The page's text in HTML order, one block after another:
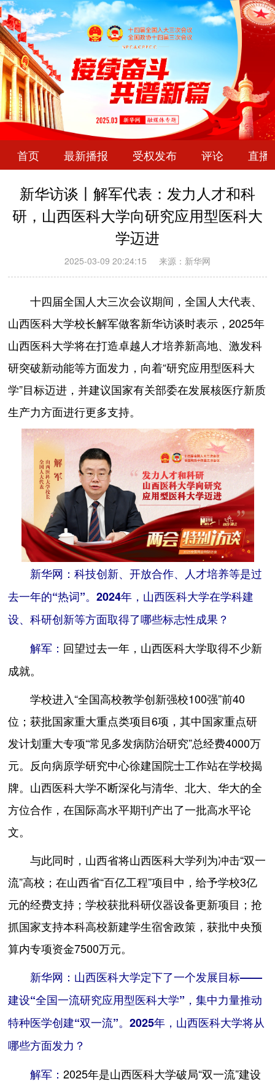
首页 最新播报 受权发布 评论 直播
新华访谈丨解军代表：发力人才和科
研，山西医科大学向研究应用型医科大
学迈进
2025-03-09 20:24:15 来源：新华网
十四届全国人大三次会议期间，全国人大代表、
山西医科大学校长解军做客新华访谈时表示，2025年
山西医科大学将在打造卓越人才培养新高地、激发科
研突破新动能等方面发力，向着“研究应用型医科大
学”目标迈进，并建议国家有关部委在发展核医疗新质
生产力方面进行更多支持。
新华网：科技创新、开放合作、人才培养等是过
去一年的“热词”。2024年，山西医科大学在学科建
设、科研创新等方面取得了哪些标志性成果？
解军： 回望过去一年，山西医科大学取得不少新
成就。
学校进入“全国高校教学创新强校100强”前40
位；获批国家重大重点类项目6项，其中国家重点研
发计划重大专项“常见多发病防治研究”总经费4000万
元。反向病原学研究中心徐建国院士工作站在学校揭
牌。山西医科大学不断深化与清华、北大、华大的全
方位合作，在国际高水平期刊产出了一批高水平论
文。
与此同时，山西省将山西医科大学列为冲击“双一
流”高校；在山西省“百亿工程”项目中，给予学校3亿
元的经费支持；学校获批科研仪器设备更新项目；抢
抓国家支持本科高校新建学生宿舍政策，获批中央预
算内专项资金7500万元。
新华网：山西医科大学定下了一个发展目标——
建设“全国一流研究应用型医科大学”，集中力量推动
特种医学创建“双一流”。2025年，山西医科大学将从
哪些方面发力？
解军：2025年是山西医科大学破局“双一流”建设